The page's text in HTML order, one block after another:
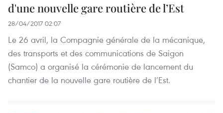
d'une nouvelle gare routière de l’Est
28/04/2017 02:07
Le 26 avril, la Compagnie générale de la mécanique,
des transports et des communications de Saigon
(Samco) a organisé la cérémonie de lancement du
chantier de la nouvelle gare routière de l’Est.